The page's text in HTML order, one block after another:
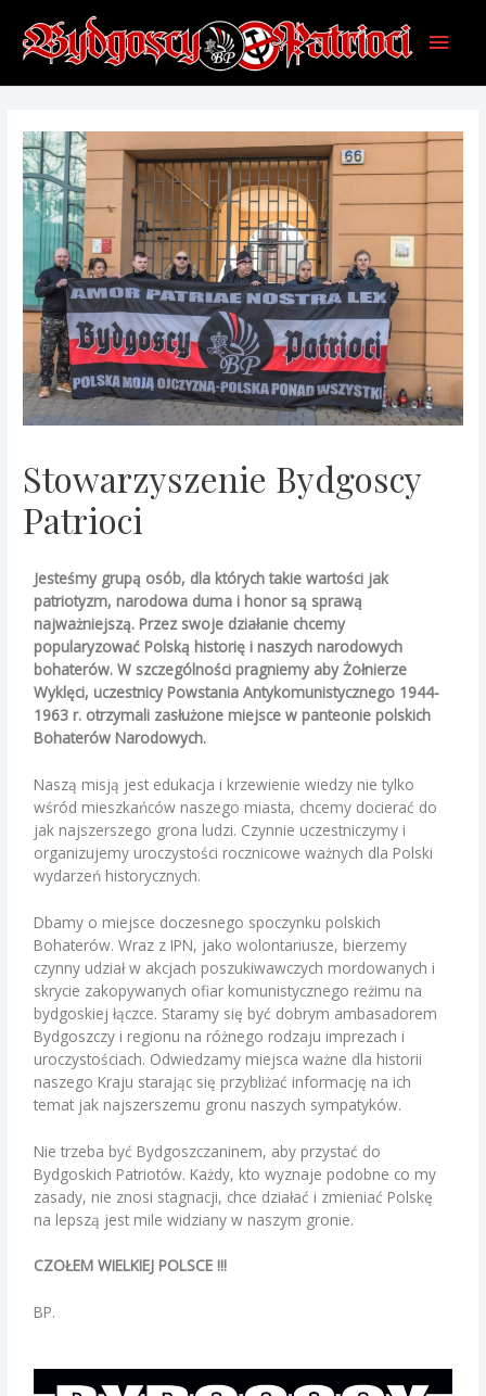
Stowarzyszenie Bydgoscy
Patrioci
Jesteśmy grupą osób, dla których takie wartości jak
patriotyzm, narodowa duma i honor są sprawą
najważniejszą. Przez swoje działanie chcemy
popularyzować Polską historię i naszych narodowych
bohaterów. W szczególności pragniemy aby Żołnierze
Wyklęci, uczestnicy Powstania Antykomunistycznego 1944-
1963 r. otrzymali zasłużone miejsce w panteonie polskich
Bohaterów Narodowych.
Naszą misją jest edukacja i krzewienie wiedzy nie tylko
wśród mieszkańców naszego miasta, chcemy docierać do
jak najszerszego grona ludzi. Czynnie uczestniczymy i
organizujemy uroczystości rocznicowe ważnych dla Polski
wydarzeń historycznych.
Dbamy o miejsce doczesnego spoczynku polskich
Bohaterów. Wraz z IPN, jako wolontariusze, bierzemy
czynny udział w akcjach poszukiwawczych mordowanych i
skrycie zakopywanych ofiar komunistycznego reżimu na
bydgoskiej łączce. Staramy się być dobrym ambasadorem
Bydgoszczy i regionu na różnego rodzaju imprezach i
uroczystościach. Odwiedzamy miejsca ważne dla historii
naszego Kraju starając się przybliżać informację na ich
temat jak najszerszemu gronu naszych sympatyków.
Nie trzeba być Bydgoszczaninem, aby przystać do
Bydgoskich Patriotów. Każdy, kto wyznaje podobne co my
zasady, nie znosi stagnacji, chce działać i zmieniać Polskę
na lepszą jest mile widziany w naszym gronie.
CZOŁEM WIELKIEJ POLSCE !!!
BP.